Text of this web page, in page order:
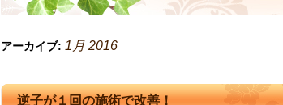
アーカイブ: 1月 2016
逆子が１回の施術で改善！